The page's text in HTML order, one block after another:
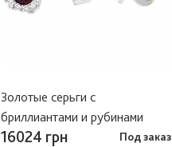
Золотые серьги с
бриллиантами и рубинами
16024 грн Под заказ